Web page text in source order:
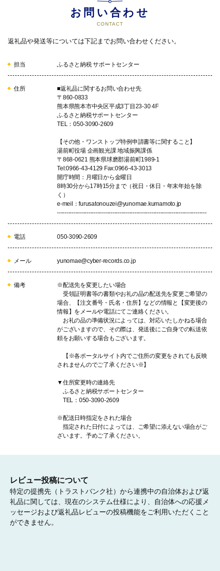
移住定住促進事業
誰もが誇りをもって暮らし続けることができる魅力あるまちづく
りのための事業に役立てます
07
その他町長が必要と認める事業
お問い合わせ
CONTACT
返礼品や発送等については下記までお問い合わせください。
担当 ふるさと納税 サポートセンター
住所
■返礼品に関するお問い合わせ先
〒860-0833
熊本県熊本市中央区平成3丁目23-30 4F
ふるさと納税サポートセンター
TEL：050-3090-2609
【その他・ワンストップ特例申請書等に関すること】
湯前町役場 企画観光課 地域振興課係
〒868-0621 熊本県球磨郡湯前町1989-1
Tel:0966-43-4129 Fax:0966-43-3013
開庁時間：月曜日から金曜日
8時30分から17時15分まで（祝日・休日・年末年始を除
く）
e-meil：furusatonouzei@yunomae.kumamoto.jp
---------------------------------------------------------------------------------
電話 050-3090-2609
メール yunomae@cyber-records.co.jp
備考
※配送先を変更したい場合
受領証明書等の書類やお礼の品の配送先を変更ご希望の
場合、【注文番号・氏名・住所】などの情報と【変更後の
情報】をメールや電話にてご連絡ください。
お礼の品の準備状況によっては、対応いたしかねる場合
がございますので、その際は、発送後にご自身での転送依
頼をお願いする場合もございます。
【※各ポータルサイト内でご住所の変更をされても反映
されませんのでご了承ください※】
▼住所変更時の連絡先
ふるさと納税サポートセンター
TEL：050-3090-2609
※配送日時指定をされた場合
指定された日付によっては、ご希望に添えない場合がご
ざいます。予めご了承ください。
レビュー投稿について
特定の提携先（トラストバンク社）から連携中の自治体および返
礼品に関しては、現在のシステム仕様により、自治体への応援メ
ッセージおよび返礼品レビューの投稿機能をご利用いただくこと
ができません。